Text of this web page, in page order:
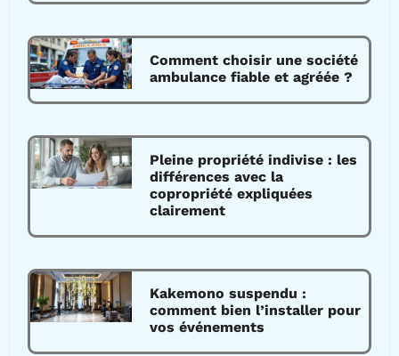
Comment choisir une société
ambulance fiable et agréée ?
Pleine propriété indivise : les
différences avec la
copropriété expliquées
clairement
Kakemono suspendu :
comment bien l’installer pour
vos événements